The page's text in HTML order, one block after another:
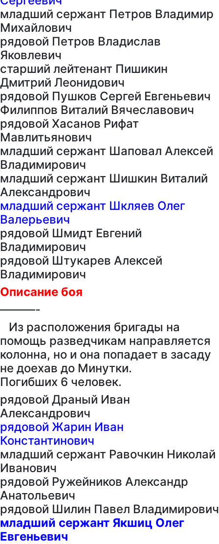
младший сержант Петров Владимир
Михайлович
рядовой Петров Владислав
Яковлевич
старший лейтенант Пишикин
Дмитрий Леонидович
рядовой Пушков Сергей Евгеньевич
Филиппов Виталий Вячеславович
рядовой Хасанов Рифат
Мавлитьянович
младший сержант Шаповал Алексей
Владимирович
младший сержант Шишкин Виталий
Александрович
младший сержант Шкляев Олег
Валерьевич
рядовой Шмидт Евгений
Владимирович
рядовой Штукарев Алексей
Владимирович
Описание боя
———-
Из расположения бригады на
помощь разведчикам направляется
колонна, но и она попадает в засаду
не доехав до Минутки.
Погибших 6 человек.
рядовой Драный Иван
Александрович
рядовой Жарин Иван
Константинович
младший сержант Равочкин Николай
Иванович
рядовой Ружейников Александр
Анатольевич
рядовой Шилин Павел Владимирович
младший сержант Якшиц Олег
Евгеньевич